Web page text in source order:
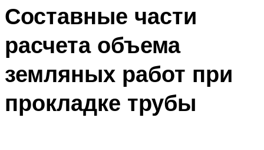
Составные части
расчета объема
земляных работ при
прокладке трубы